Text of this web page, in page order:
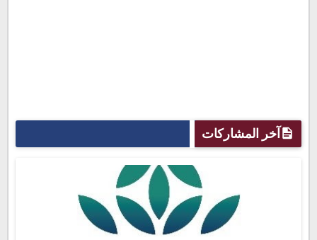
آخر المشاركات